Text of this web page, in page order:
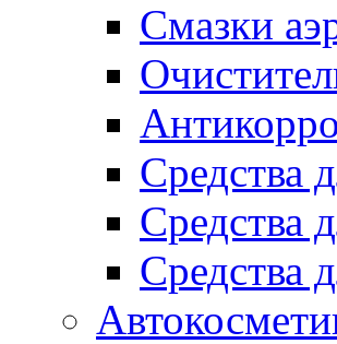
Смазки
Средства
Средства
Средства